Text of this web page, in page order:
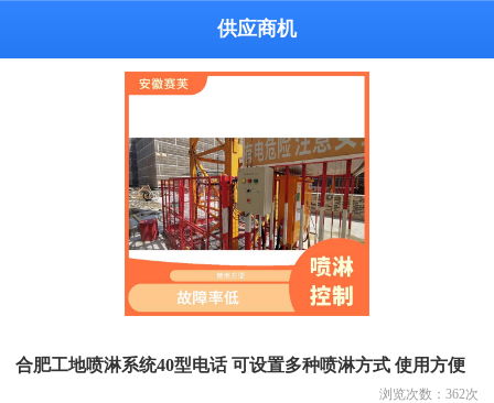
供应商机
合肥工地喷淋系统40型电话 可设置多种喷淋方式 使用方便
浏览次数： 362次